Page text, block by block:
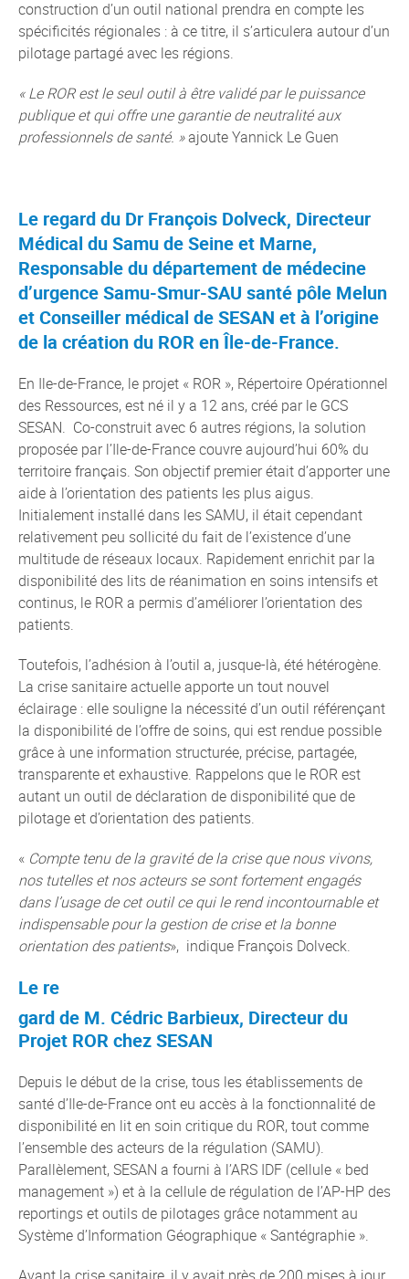
construction d’un outil national prendra en compte les
spécificités régionales : à ce titre, il s’articulera autour d’un
pilotage partagé avec les régions.
« Le ROR est le seul outil à être validé par le puissance
publique et qui offre une garantie de neutralité aux
professionnels de santé. »ajoute Yannick Le Guen
Le regard du Dr François Dolveck, Directeur
Médical du Samu de Seine et Marne,
Responsable du département de médecine
d’urgence Samu-Smur-SAU santé pôle Melun
et Conseiller médical de SESAN et à l’origine
de la création du ROR en Île-de-France.
En Ile-de-France, le projet « ROR », Répertoire Opérationnel
des Ressources, est né il y a 12 ans, créé par le GCS
SESAN. Co-construit avec 6 autres régions, la solution
proposée par l’Ile-de-France couvre aujourd’hui 60% du
territoire français. Son objectif premier était d’apporter une
aide à l’orientation des patients les plus aigus.
Initialement installé dans les SAMU, il était cependant
relativement peu sollicité du fait de l’existence d’une
multitude de réseaux locaux. Rapidement enrichit par la
disponibilité des lits de réanimation en soins intensifs et
continus, le ROR a permis d’améliorer l’orientation des
patients.
Toutefois, l’adhésion à l’outil a, jusque-là, été hétérogène.
La crise sanitaire actuelle apporte un tout nouvel
éclairage : elle souligne la nécessité d’un outil référençant
la disponibilité de l’offre de soins, qui est rendue possible
grâce à une information structurée, précise, partagée,
transparente et exhaustive. Rappelons que le ROR est
autant un outil de déclaration de disponibilité que de
pilotage et d’orientation des patients.
« Compte tenu de la gravité de la crise que nous vivons,
nos tutelles et nos acteurs se sont fortement engagés
dans l’usage de cet outil ce qui le rend incontournable et
indispensable pour la gestion de crise et la bonne
orientation des patients», indique François Dolveck.
Le re
gard de M. Cédric Barbieux, Directeur du
Projet ROR chez SESAN
Depuis le début de la crise, tous les établissements de
santé d’Ile-de-France ont eu accès à la fonctionnalité de
disponibilité en lit en soin critique du ROR, tout comme
l’ensemble des acteurs de la régulation (SAMU).
Parallèlement, SESAN a fourni à l’ARS IDF (cellule « bed
management ») et à la cellule de régulation de l’AP-HP des
reportings et outils de pilotages grâce notamment au
Système d’Information Géographique « Santégraphie ».